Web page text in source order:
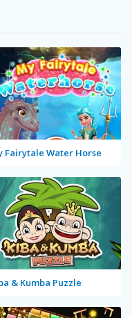
Fairytale Water Horse
& Kumba Puzzle